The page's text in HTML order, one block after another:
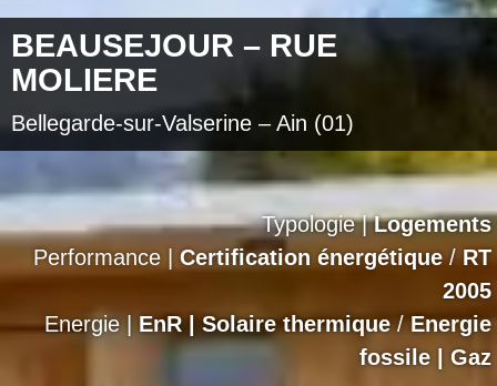
BEAUSEJOUR – RUE
MOLIERE
Bellegarde-sur-Valserine – Ain (01)
Typologie |Logements
Performance | Certification énergétique/ RT
2005
Energie | EnR | Solaire thermique/Energie
fossile | Gaz